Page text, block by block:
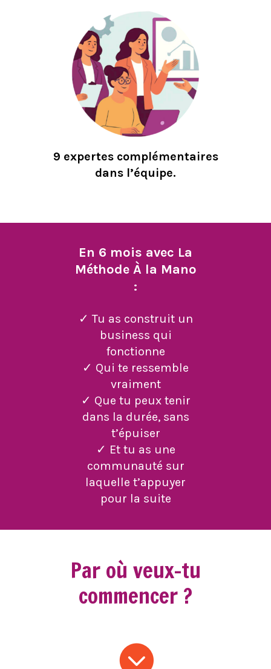
9 expertes complémentaires
dans l’équipe.
En 6 mois avec La
Méthode À la Mano
:
✓ Tu as construit un
business qui
fonctionne
✓ Qui te ressemble
vraiment
✓ Que tu peux tenir
dans la durée, sans
t’épuiser
✓ Et tu as une
communauté sur
laquelle t’appuyer
pour la suite
Par où veux-tu
commencer ?